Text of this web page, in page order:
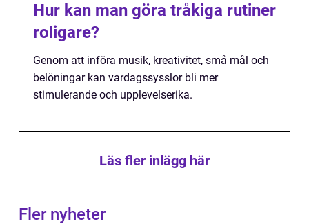
Hur kan man göra tråkiga rutiner
roligare?
Genom att införa musik, kreativitet, små mål och
belöningar kan vardagssysslor bli mer
stimulerande och upplevelserika.
Läs fler inlägg här
Fler nyheter